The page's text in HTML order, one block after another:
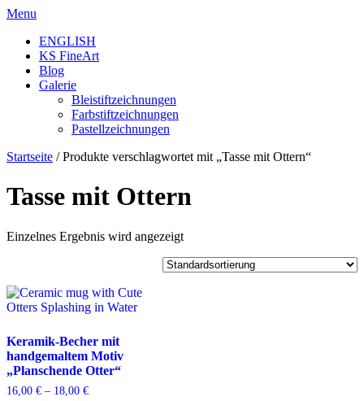
Skip
content
Menu
ENGLISH
KS FineArt
Blog
Galerie
Bleistiftzeichnungen
Farbstiftzeichnungen
Pastellzeichnungen
Startseite / Produkte verschlagwortet mit „Tasse mit Ottern“
Tasse mit Ottern
Einzelnes Ergebnis wird angezeigt
Keramik-Becher mit
handgemaltem Motiv
„Planschende Otter“
16,00 € – 18,00 €